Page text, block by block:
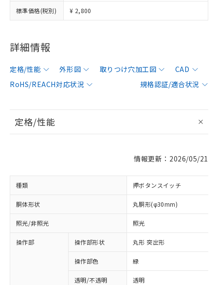
標準価格(税別) ¥ 2,800
詳細情報
定格/性能 外形図 取りつけ穴加工図
CAD
RoHS/REACH対応状況
規格認証/適合状況
定格/性能
情報更新：2026/05/21
種類 押ボタンスイッチ
胴体形状 丸胴形(φ30mm)
照光/非照光 照光
操作部 操作部形状 丸形 突出形
操作部色 緑
透明/不透明 透明